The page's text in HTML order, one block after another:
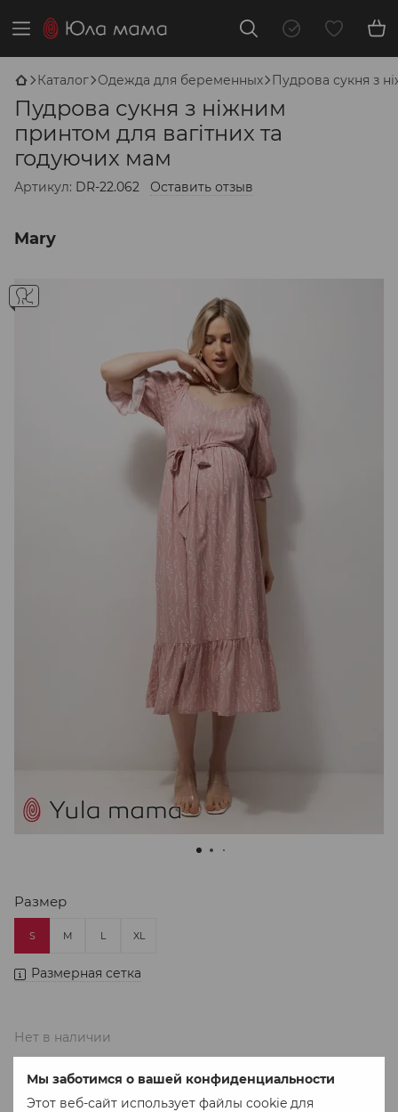
Мы заботимся о вашей конфиденциальности
Этот веб-сайт использует файлы cookie для
Каталог Одежда для беременных Пудрова сукня з
Пудрова сукня з ніжним
принтом для вагітних та
годуючих мам
Артикул: DR-22.062 Оставить отзыв
Mary
Размер
S M L XL
Размерная сетка
Нет в наличии
2 280 грн